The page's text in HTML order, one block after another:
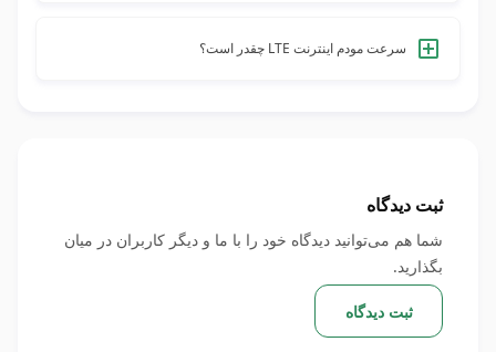
متفاوتی طراحی شده‌اند؛ از مصرف خانگی گرفته تا گیمینگ و
سرعت مودم اینترنت LTE چقدر است؟
ثبت دیدگاه
شما هم می‌توانید دیدگاه خود را با ما و دیگر کاربران در میان
بگذارید.
ثبت دیدگاه